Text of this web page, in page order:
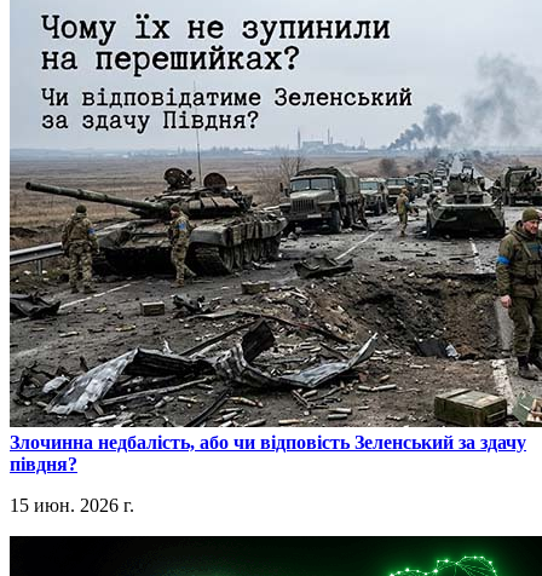
​Злочинна недбалість, або чи відповість Зеленський за здачу
півдня?
15 июн. 2026 г.